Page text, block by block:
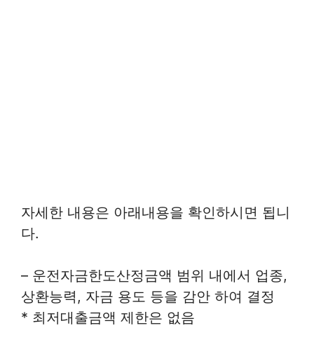
자세한 내용은 아래내용을 확인하시면 됩니
다.
– 운전자금한도산정금액 범위 내에서 업종,
상환능력, 자금 용도 등을 감안 하여 결정
* 최저대출금액 제한은 없음